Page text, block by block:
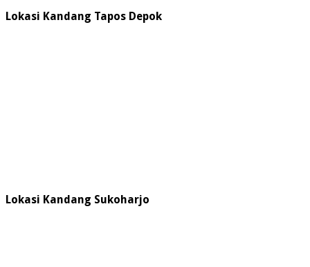
Lokasi Kandang Tapos Depok
Lokasi Kandang Sukoharjo